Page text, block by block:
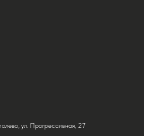
ул. Прогрессивная, 27